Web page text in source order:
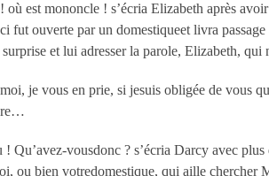
est mononcle ! s’écria Elizabeth après
fut ouverte par un domestiqueet livra
surprise et lui adresser la parole, Elizabeth, qui
je vous en prie, si jesuis obligée de vous
Qu’avez-vousdonc ? s’écria Darcy avec
ou bien votredomestique, qui aille chercher